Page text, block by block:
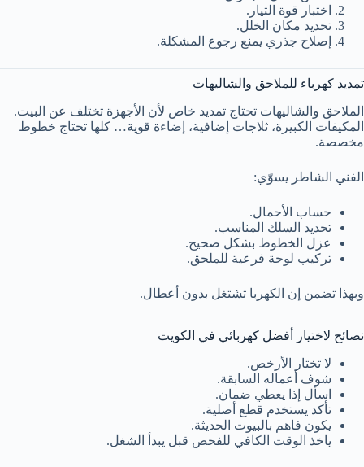
اختبار قوة التيار.
تحديد مكان الخلل.
إصلاح جذري يمنع رجوع المشكلة.
تمديد كهرباء للملاحق والشاليهات
الملاحق والشاليهات تحتاج تمديد خاص لأن الأجهزة تختلف عن البيت.
المكيفات الكبيرة، ثلاجات إضافية، إضاءة قوية… كلها تحتاج خطوط
مخصصة.
الفني الشاطر يسوّي:
حساب الأحمال.
تحديد السلك المناسب.
عزل الخطوط بشكل صحيح.
تركيب لوحة فرعية للملحق.
وبهذا تضمن إن الكهربا تشتغل بدون أعطال.
نصائح لاختيار أفضل كهربائي في الكويت
لا تختار الأرخص.
شوف أعماله السابقة.
اسأل إذا يعطي ضمان.
تأكد يستخدم قطع أصلية.
يكون فاهم بالبيوت الحديثة.
ياخذ الوقت الكافي للفحص قبل يبدأ الشغل.